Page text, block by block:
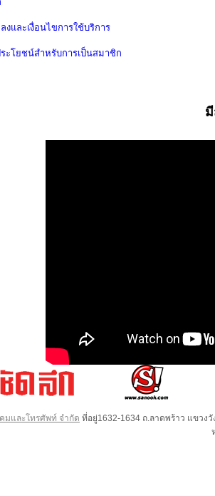
งและเงื่อนไขการใช้บริการ
ะโยชน์สำหรับการเป็นสมาชิก
และโทรศัพท์ จำกัด ที่อยู่1632-1634 ถ.ลาดพร้าว แขวง